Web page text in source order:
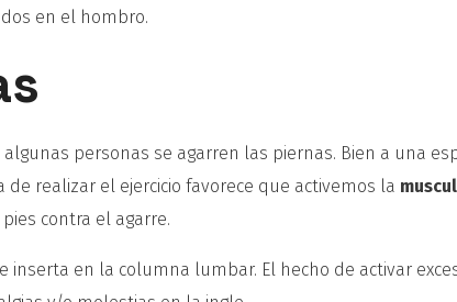
en el hombro.
personas se agarren las piernas. Bien a una
realizar el ejercicio favorece que activemos la
contra el agarre.
inserta en la columna lumbar. El hecho de activar